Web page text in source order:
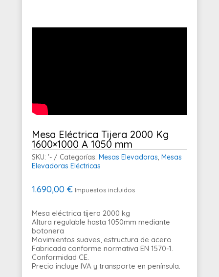
Mesa Eléctrica Tijera 2000 Kg
1600×1000 A 1050 mm
SKU: '- Categorías: Mesas Elevadoras, Mesas
Elevadoras Eléctricas
1.690,00 € Impuestos incluidos
Mesa eléctrica tijera 2000 kg
Altura regulable hasta 1050mm mediante
botonera
Movimientos suaves, estructura de acero
Fabricada conforme normativa EN 1570-1.
Conformidad CE.
Precio incluye IVA y transporte en península.